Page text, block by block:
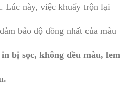
Lúc này, việc khuấy trộn lại
bảo độ đồng nhất của màu
bị sọc, không đều màu, lem